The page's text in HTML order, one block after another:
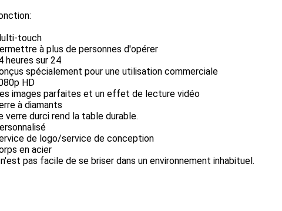
touch
à plus de personnes d'opérer
heures sur 24
spécialement pour une utilisation commerciale
HD
images parfaites et un effet de lecture vidéo
à diamants
verre durci rend la table durable.
de logo/service de conception
en acier
pas facile de se briser dans un environnement inhabituel.